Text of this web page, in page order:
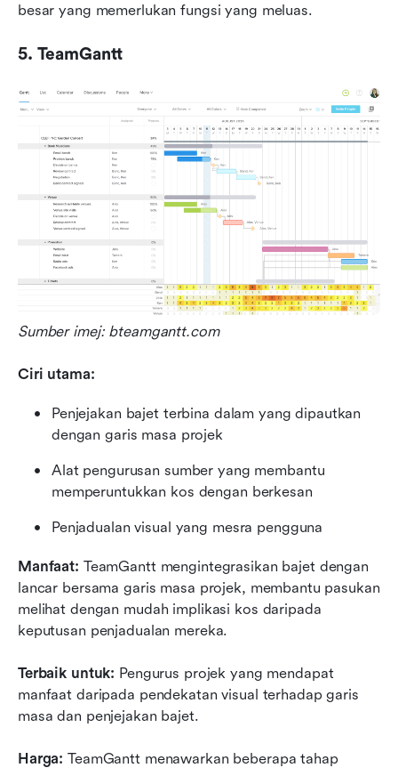
besar yang memerlukan fungsi yang meluas.
5. TeamGantt
Sumber imej: bteamgantt.com
Ciri utama:
Penjejakan bajet terbina dalam yang dipautkan
dengan garis masa projek
Alat pengurusan sumber yang membantu
memperuntukkan kos dengan berkesan
Penjadualan visual yang mesra pengguna
Manfaat: TeamGantt mengintegrasikan bajet dengan
lancar bersama garis masa projek, membantu pasukan
melihat dengan mudah implikasi kos daripada
keputusan penjadualan mereka.
Terbaik untuk: Pengurus projek yang mendapat
manfaat daripada pendekatan visual terhadap garis
masa dan penjejakan bajet.
Harga: TeamGantt menawarkan beberapa tahap